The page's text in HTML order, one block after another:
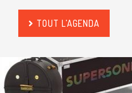
TOUT L'AGENDA